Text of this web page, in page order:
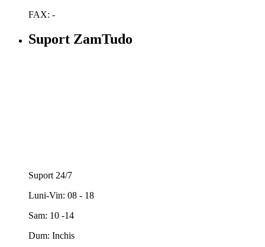
FAX: -
Suport ZamTudo
Suport 24/7
Luni-Vin: 08 - 18
Sam: 10 -14
Dum: Inchis